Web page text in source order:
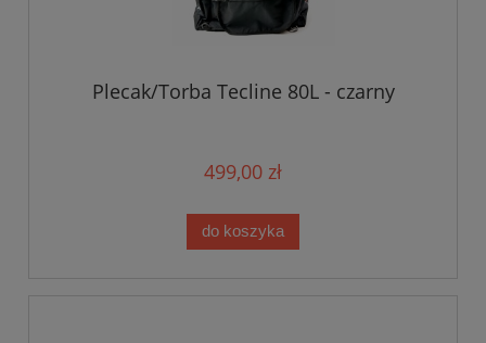
Plecak/Torba Tecline 80L - czarny
499,00 zł
do koszyka